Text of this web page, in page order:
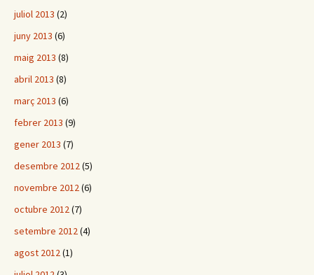
juliol 2013 (2)
juny 2013 (6)
maig 2013 (8)
abril 2013 (8)
març 2013 (6)
febrer 2013 (9)
gener 2013 (7)
desembre 2012(5)
novembre 2012(6)
octubre 2012(7)
setembre 2012(4)
agost 2012(1)